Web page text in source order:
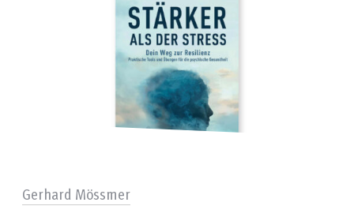
Gerhard Mössmer